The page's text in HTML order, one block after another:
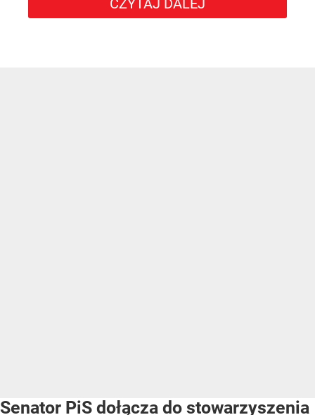
Senator PiS dołącza do stowarzyszenia